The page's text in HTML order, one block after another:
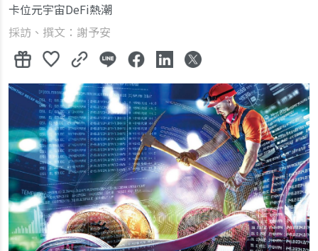
卡位元宇宙DeFi熱潮
採訪、撰文：謝予安